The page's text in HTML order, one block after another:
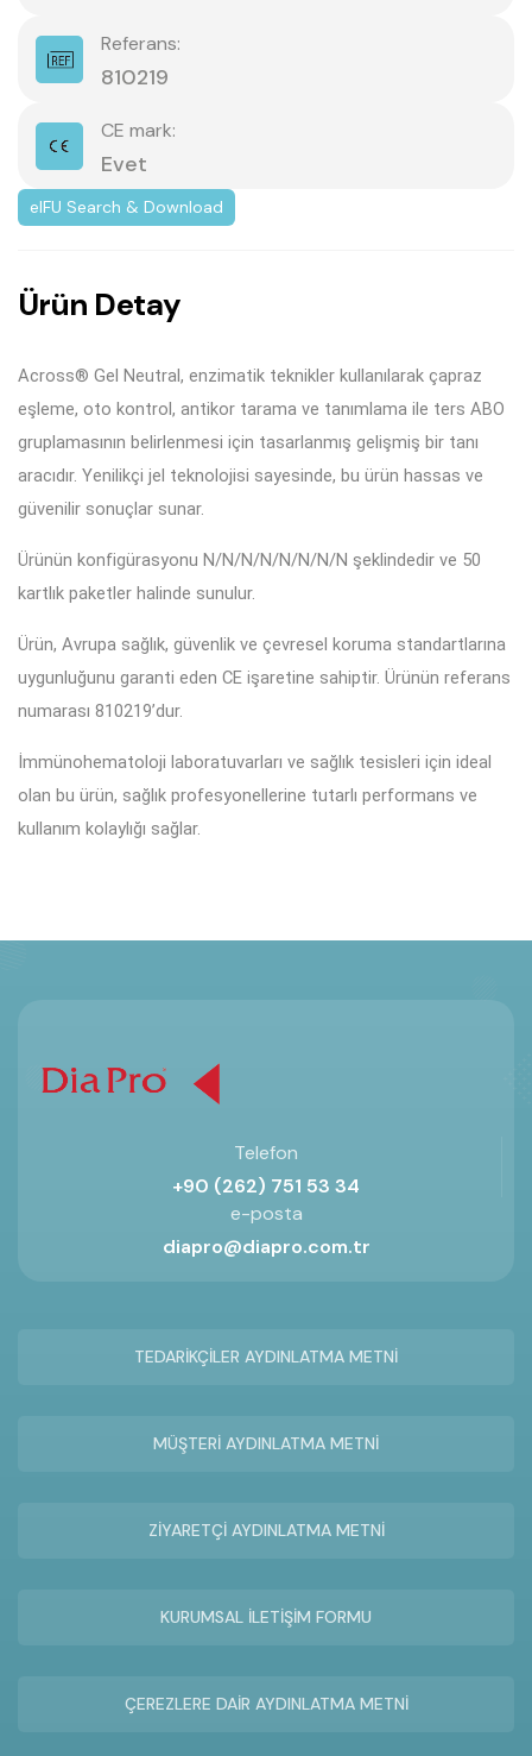
Referans:
810219
CE mark:
Evet
eIFU Search & Download
Ürün Detay
Across® Gel Neutral, enzimatik teknikler kullanılarak çapraz
eşleme, oto kontrol, antikor tarama ve tanımlama ile ters ABO
gruplamasının belirlenmesi için tasarlanmış gelişmiş bir tanı
aracıdır. Yenilikçi jel teknolojisi sayesinde, bu ürün hassas ve
güvenilir sonuçlar sunar.
Ürünün konfigürasyonu N/N/N/N/N/N/N/N şeklindedir ve 50
kartlık paketler halinde sunulur.
Ürün, Avrupa sağlık, güvenlik ve çevresel koruma standartlarına
uygunluğunu garanti eden CE işaretine sahiptir. Ürünün referans
numarası 810219’dur.
İmmünohematoloji laboratuvarları ve sağlık tesisleri için ideal
olan bu ürün, sağlık profesyonellerine tutarlı performans ve
kullanım kolaylığı sağlar.
Telefon
+90 (262) 751 53 34
e-posta
diapro@diapro.com.tr
TEDARİKÇİLER AYDINLATMA METNİ
MÜŞTERİ AYDINLATMA METNİ
ZİYARETÇİ AYDINLATMA METNİ
KURUMSAL İLETİŞİM FORMU
ÇEREZLERE DAİR AYDINLATMA METNİ